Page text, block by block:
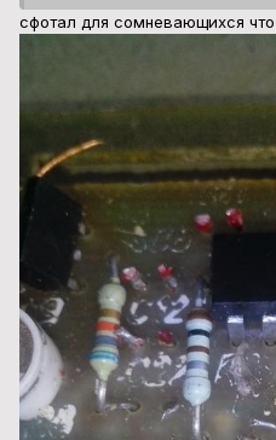
сфотал для сомневающихся что